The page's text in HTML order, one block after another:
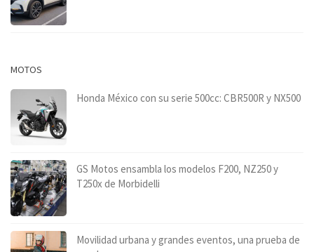
MOTOS
Honda México con su serie 500cc: CBR500R y NX500
GS Motos ensambla los modelos F200, NZ250 y
T250x de Morbidelli
Movilidad urbana y grandes eventos, una prueba de